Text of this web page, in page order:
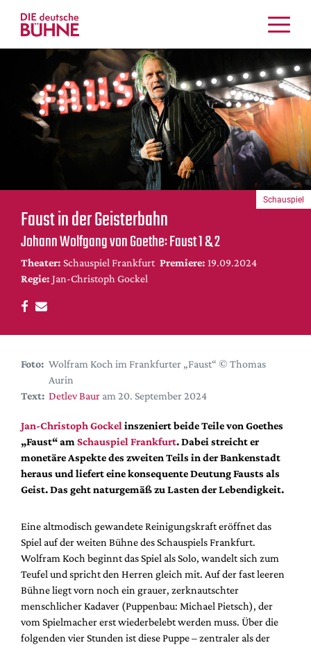
Kritiken
Schauspiel
Musiktheater
Tanz
Crossover
Festivals & Veranstaltungen
Menschen & Theater
Themen
Internationales
Nachrufe
DdB-map
Premierensuche
Festival-Planer
Alle Hefte
Leseproben
Podcast
Shop / Abo
Newsletter
Redaktion
Autor:innen
Partner
Mediadaten
Faust in der Geisterbahn
Johann Wolfgang von Goethe: Faust 1 & 2
Theater: Schauspiel Frankfurt Premiere: 19.09.2024
Regie: Jan-Christoph Gockel
Schauspiel
Foto: Wolfram Koch im Frankfurter „Faust“ © Thomas
Aurin
Text: Detlev Baur am 20. September 2024
Jan-Christoph Gockel inszeniert beide Teile von Goethes
„Faust“ am Schauspiel Frankfurt. Dabei streicht er
monetäre Aspekte des zweiten Teils in der Bankenstadt
heraus und liefert eine konsequente Deutung Fausts als
Geist. Das geht naturgemäß zu Lasten der Lebendigkeit.
Eine altmodisch gewandete Reinigungskraft eröffnet das
Spiel auf der weiten Bühne des Schauspiels Frankfurt.
Wolfram Koch beginnt das Spiel als Solo, wandelt sich zum
Teufel und spricht den Herren gleich mit. Auf der fast leeren
Bühne liegt vorn noch ein grauer, zerknautschter
menschlicher Kadaver (Puppenbau: Michael Pietsch), der
vom Spielmacher erst wiederbelebt werden muss. Über die
folgenden vier Stunden ist diese Puppe – zentraler als der